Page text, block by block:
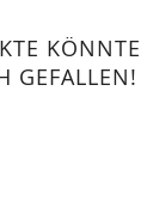
GEFALLEN!